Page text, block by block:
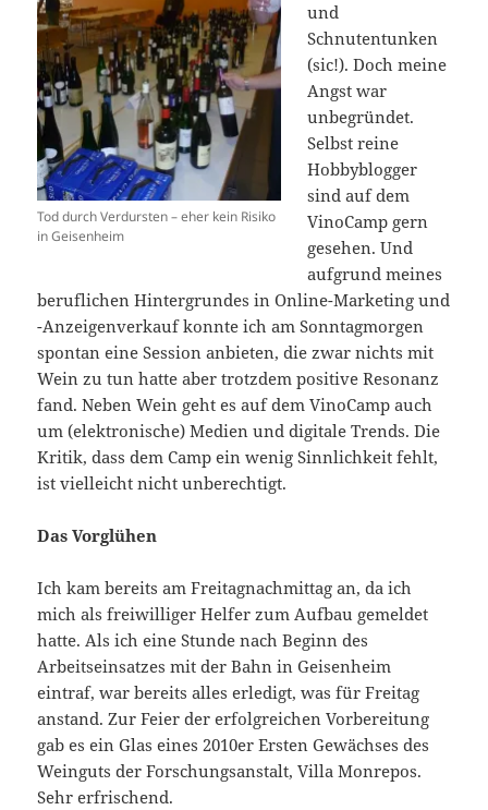
Tod durch Verdursten – eher kein Risiko
in Geisenheim
und
Schnutentunken
(sic!). Doch meine
Angst war
unbegründet.
Selbst reine
Hobbyblogger
sind auf dem
VinoCamp gern
gesehen. Und
aufgrund meines
beruflichen Hintergrundes in Online-Marketing und
-Anzeigenverkauf konnte ich am Sonntagmorgen
spontan eine Session anbieten, die zwar nichts mit
Wein zu tun hatte aber trotzdem positive Resonanz
fand. Neben Wein geht es auf dem VinoCamp auch
um (elektronische) Medien und digitale Trends. Die
Kritik, dass dem Camp ein wenig Sinnlichkeit fehlt,
ist vielleicht nicht unberechtigt.
Das Vorglühen
Ich kam bereits am Freitagnachmittag an, da ich
mich als freiwilliger Helfer zum Aufbau gemeldet
hatte. Als ich eine Stunde nach Beginn des
Arbeitseinsatzes mit der Bahn in Geisenheim
eintraf, war bereits alles erledigt, was für Freitag
anstand. Zur Feier der erfolgreichen Vorbereitung
gab es ein Glas eines 2010er Ersten Gewächses des
Weinguts der Forschungsanstalt, Villa Monrepos.
Sehr erfrischend.